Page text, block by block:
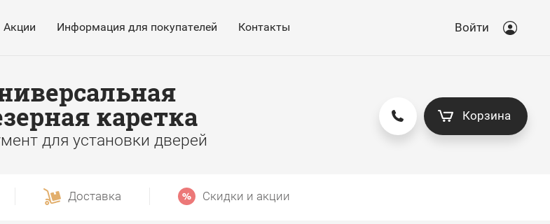
Акции Информация для покупателей Контакты Войти
каретка
для установки дверей
Корзина
Доставка Скидки и акции